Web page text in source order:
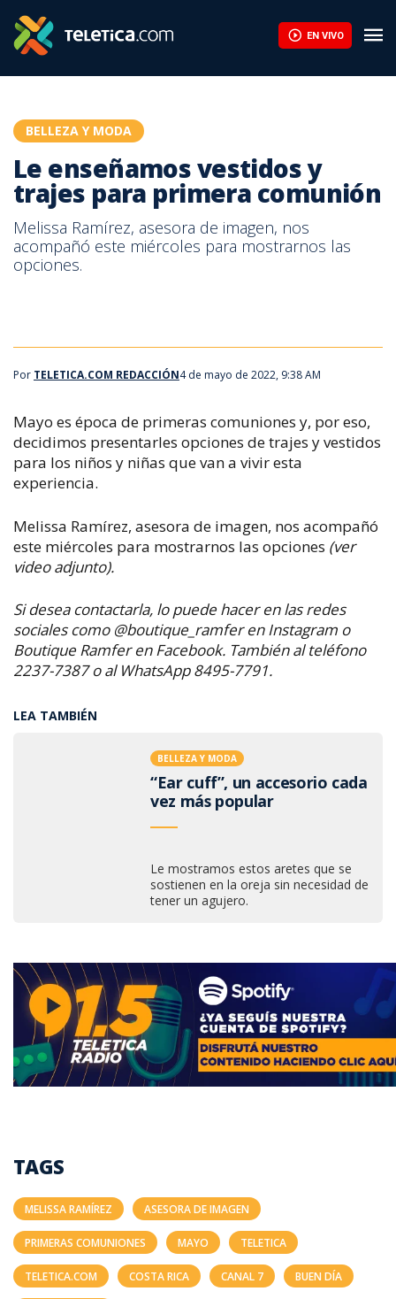
EN VIVO
BELLEZA Y MODA
Le enseñamos vestidos y
trajes para primera comunión
Melissa Ramírez, asesora de imagen, nos
acompañó este miércoles para mostrarnos las
opciones.
Por TELETICA.COM REDACCIÓN4 de mayo de 2022, 9:38 AM
Mayo es época de primeras comuniones y, por eso,
decidimos presentarles opciones de trajes y vestidos
para los niños y niñas que van a vivir esta
experiencia.
Melissa Ramírez, asesora de imagen, nos acompañó
este miércoles para mostrarnos las opciones (ver
video adjunto).
Si desea contactarla, lo puede hacer en las redes
sociales como @boutique_ramfer en Instagram o
Boutique Ramfer en Facebook. También al teléfono
2237-7387 o al WhatsApp 8495-7791.
LEA TAMBIÉN
BELLEZA Y MODA
“Ear cuff”, un accesorio cada
vez más popular
Le mostramos estos aretes que se
sostienen en la oreja sin necesidad de
tener un agujero.
TAGS
MELISSA RAMÍREZ ASESORA DE IMAGEN
PRIMERAS COMUNIONES MAYO TELETICA
TELETICA.COM COSTA RICA CANAL 7 BUEN DÍA